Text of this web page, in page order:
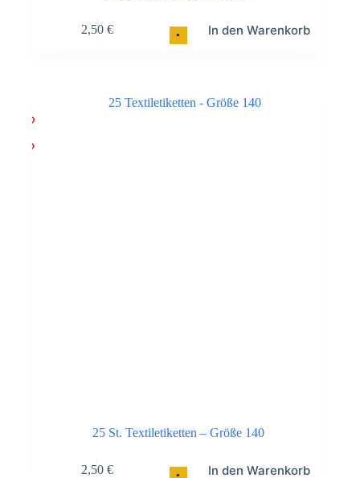
•
2,50 € In den Warenkorb
•
25 St. Textiletiketten – Größe 140
2,50 € In den Warenkorb